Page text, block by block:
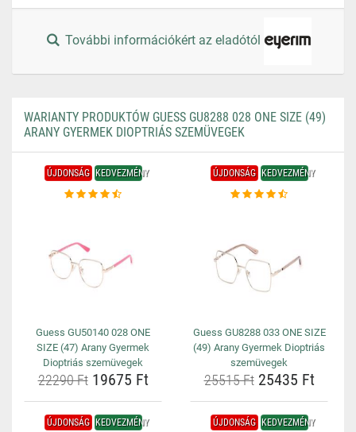
További információkért az eladótól
WARIANTY PRODUKTÓW GUESS GU8288 028 ONE SIZE (49)
ARANY GYERMEK DIOPTRIÁS SZEMÜVEGEK
ÚJDONSÁG KEDVEZMÉNY
Guess GU50140 028 ONE
SIZE (47) Arany Gyermek
Dioptriás szemüvegek
22290 Ft19675 Ft
ÚJDONSÁG KEDVEZMÉNY
Guess GU8288 033 ONE SIZE
(49) Arany Gyermek Dioptriás
szemüvegek
25515 Ft25435 Ft
ÚJDONSÁG KEDVEZMÉNY ÚJDONSÁG KEDVEZMÉNY